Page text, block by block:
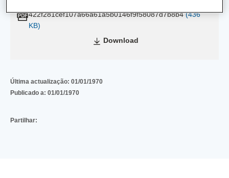
422f281cef107a66a61a5b0146f9f58087d7b8b4(436
KB)
Download
Última actualização: 01/01/1970
Publicado a: 01/01/1970
Partilhar: